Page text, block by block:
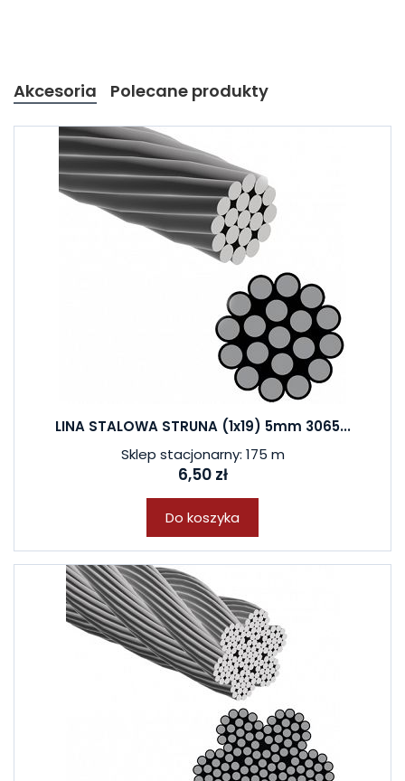
Akcesoria Polecane produkty
LINA STALOWA STRUNA (1x19) 5mm 3065...
Sklep stacjonarny: 175 m
6,50 zł
Do koszyka